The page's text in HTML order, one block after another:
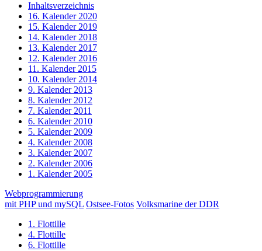
Inhaltsverzeichnis
16. Kalender 2020
15. Kalender 2019
14. Kalender 2018
13. Kalender 2017
12. Kalender 2016
11. Kalender 2015
10. Kalender 2014
9. Kalender 2013
8. Kalender 2012
7. Kalender 2011
6. Kalender 2010
5. Kalender 2009
4. Kalender 2008
3. Kalender 2007
2. Kalender 2006
1. Kalender 2005
Webprogrammierung
mit PHP und mySQL Ostsee-Fotos Volksmarine der DDR
1. Flottille
4. Flottille
6. Flottille